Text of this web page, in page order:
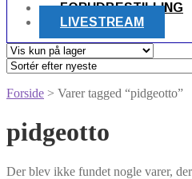
FORUDBESTILLING
LIVESTREAM
Forside > Varer tagged “pidgeotto”
pidgeotto
Der blev ikke fundet nogle varer,